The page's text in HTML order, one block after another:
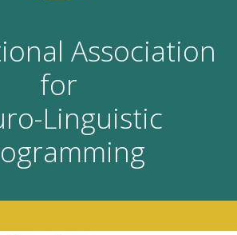
Association
for
Linguistic